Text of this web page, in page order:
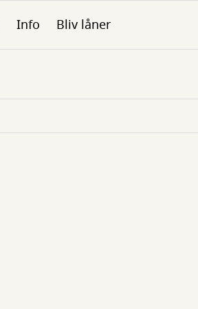
Info Bliv låner